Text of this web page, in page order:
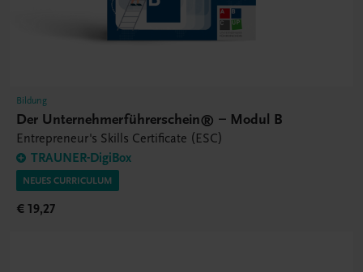
Bildung
Der Unternehmerführerschein® – Modul B
Entrepreneur's Skills Certificate (ESC)
TRAUNER-DigiBox
NEUES CURRICULUM
€ 19,27